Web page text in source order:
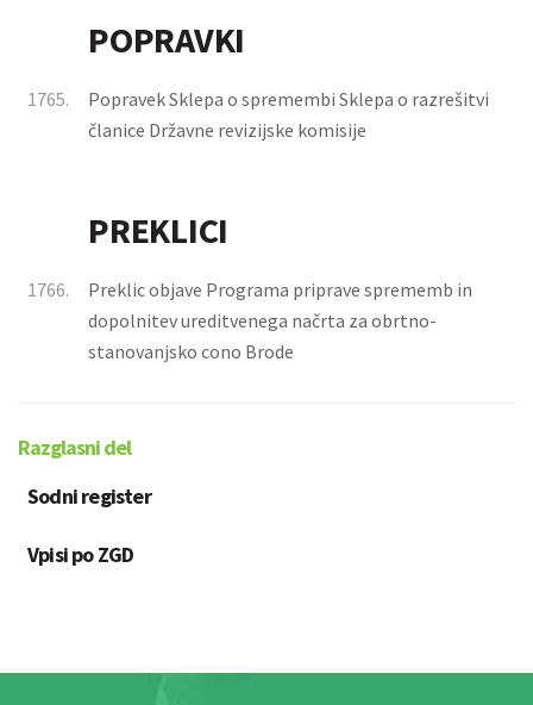
POPRAVKI
1765.
Popravek Sklepa o spremembi Sklepa o razrešitvi
članice Državne revizijske komisije
PREKLICI
1766.
Preklic objave Programa priprave sprememb in
dopolnitev ureditvenega načrta za obrtno-
stanovanjsko cono Brode
Razglasni del
Sodni register
Vpisi po ZGD